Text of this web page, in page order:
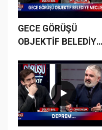
GECE GÖRÜŞÜ
OBJEKTİF BELEDİYE